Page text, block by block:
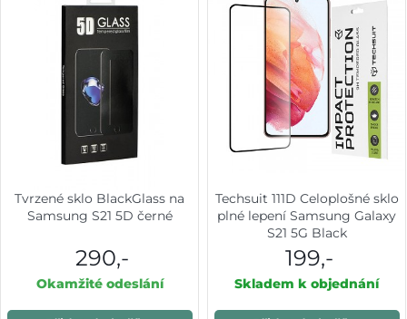
Tvrzené sklo BlackGlass na
Samsung S21 5D černé
290,-
Okamžité odeslání
Techsuit 111D Celoplošné sklo
plné lepení Samsung Galaxy
S21 5G Black
199,-
Skladem k objednání